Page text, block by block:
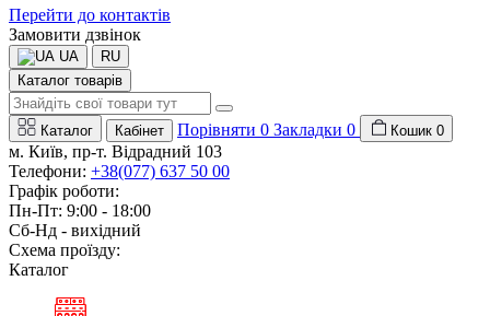
Перейти до контактів
Замовити дзвінок
UA
RU
Каталог товарів
Каталог Кабінет Порівняти 0 Закладки 0 Кошик 0
м. Київ, пр-т. Відрадний 103
Телефони: +38(077) 637 50 00
Графік роботи:
Пн-Пт: 9:00 - 18:00
Сб-Нд - вихідний
Схема проїзду:
Каталог